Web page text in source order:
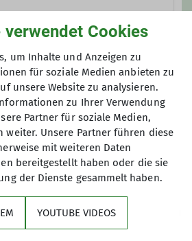
Anmeldung zu den
mail@biologische-
verwendet Cookies
um Inhalte und Anzeigen zu
für soziale Medien anbieten zu
unsere Website zu analysieren.
zu Ihrer Verwendung
Partner für soziale Medien,
weiter. Unsere Partner führen diese
mit weiteren Daten
bereitgestellt haben oder die sie
der Dienste gesammelt haben.
YOUTUBE VIDEOS